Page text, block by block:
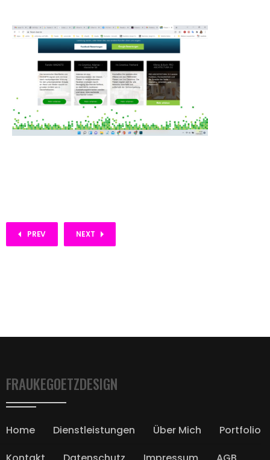
PREV NEXT
FRAUKEGOETZDESIGN
Home Dienstleistungen Über Mich
Portfolio